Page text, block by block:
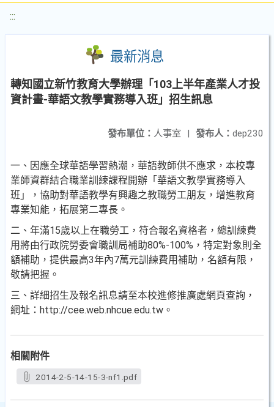
:::
最新消息
轉知國立新竹教育大學辦理「103上半年產業人才投
資計畫-華語文教學實務導入班」招生訊息
發布人： dep230
發布單位： 人事室 |
一、因應全球華語學習熱潮，華語教師供不應求，本校專
業師資群結合職業訓練課程開辦「華語文教學實務導入
班」， 協助對華語教學有興趣之教職勞工朋友，增進教育
專業知能，拓展第二專長。
二、年滿15歲以上在職勞工，符合報名資格者，總訓練費
用將由行政院勞委會職訓局補助80%-100%，特定對象則全
額補助，提供最高3年內7萬元訓練費用補助，名額有限，
敬請把握。
三、詳細招生及報名訊息請至本校進修推廣處網頁查詢，
網址 ：http://cee.web.nhcue.edu.tw。
相關附件
2014-2-5-14-15-3-nf1.pdf